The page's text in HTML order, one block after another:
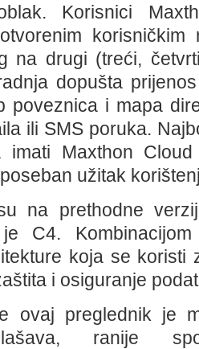
Korisnici
korisničkim
na drugi (treći,
dopušta
poveznica i mapa
ili SMS poruka.
imati Maxthon
užitak
na prethodne
C4.
koja se koristi
i osiguranje
ovaj preglednik je
ranije